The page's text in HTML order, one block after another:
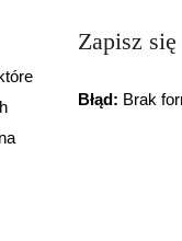
Zapisz
Błąd: Brak